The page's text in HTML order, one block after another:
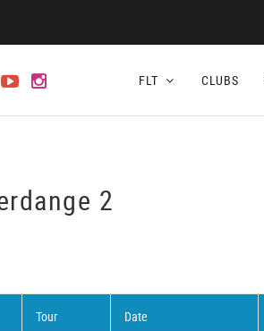
FLT CLUBS
2
Tour Date